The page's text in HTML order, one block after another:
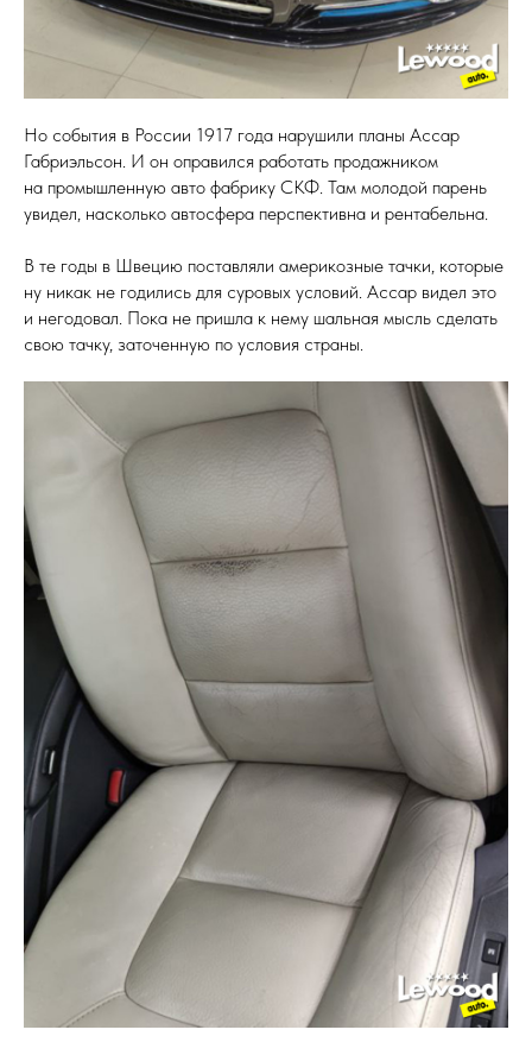
Но события в России 1917 года нарушили планы Ассар
Габриэльсон. И он оправился работать продажником
на промышленную авто фабрику СКФ. Там молодой парень
увидел, насколько автосфера перспективна и рентабельна.
В те годы в Швецию поставляли америкозные тачки, которые
ну никак не годились для суровых условий. Ассар видел это
и негодовал. Пока не пришла к нему шальная мысль сделать
свою тачку, заточенную по условия страны.